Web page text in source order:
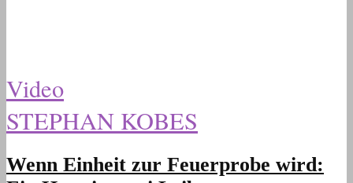
Video
STEPHAN KOBES
Wenn Einheit zur Feuerprobe wird: